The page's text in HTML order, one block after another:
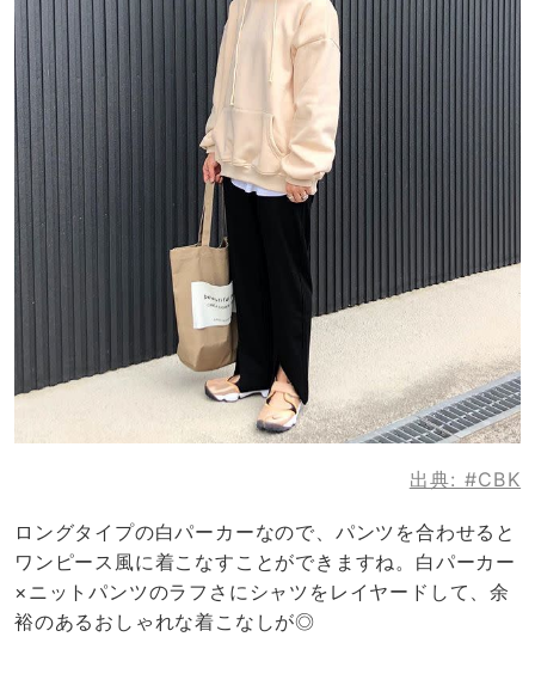
出典: #CBK
ロングタイプの白パーカーなので、パンツを合わせると
ワンピース風に着こなすことができますね。白パーカー
×ニットパンツのラフさにシャツをレイヤードして、余
裕のあるおしゃれな着こなしが◎